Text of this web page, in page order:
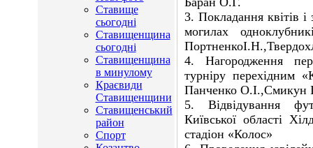
Ставище
сьогодні
Ставищенщина
сьогодні
Ставищенщина
в минулому
Краєвиди
Ставищенщини
Ставищенський
район
Спорт
3. Покладання квітів
могилах
4. Нагородження
турніру перехідним
Панченко О.І.,Смикун
5. Відвідування
Київської області
стадіон «Колос»